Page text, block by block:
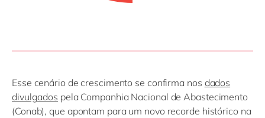
Esse cenário de crescimento se confirma nos dados
divulgados pela Companhia Nacional de Abastecimento
(Conab), que apontam para um novo recorde histórico na